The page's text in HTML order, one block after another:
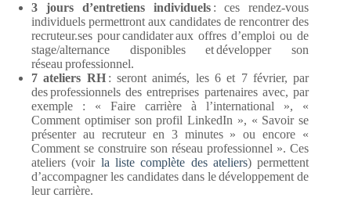
3 jours d’entretiens individuels : ces rendez-vous
individuels permettront aux candidates de rencontrer des
recruteur.ses pour candidater aux offres d’emploi ou de
stage/alternance disponibles et développer son
réseau professionnel.
7 ateliers RH : seront animés, les 6 et 7 février, par
des professionnels des entreprises partenaires avec, par
exemple : « Faire carrière à l’international », «
Comment optimiser son profil LinkedIn », « Savoir se
présenter au recruteur en 3 minutes » ou encore «
Comment se construire son réseau professionnel ». Ces
ateliers (voir la liste complète des ateliers) permettent
d’accompagner les candidates dans le développement de
leur carrière.